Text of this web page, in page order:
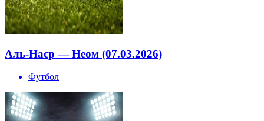
Аль-Наср — Неом (07.03.2026)
Футбол